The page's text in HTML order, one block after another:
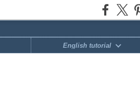
English tutorial